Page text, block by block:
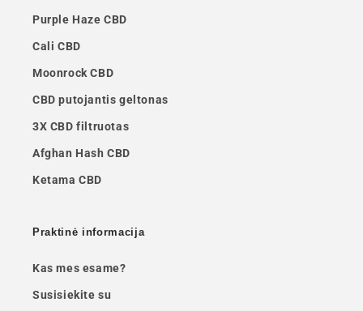
Purple Haze CBD
Cali CBD
Moonrock CBD
CBD putojantis geltonas
3X CBD filtruotas
Afghan Hash CBD
Ketama CBD
Praktinė informacija
Kas mes esame?
Susisiekite su